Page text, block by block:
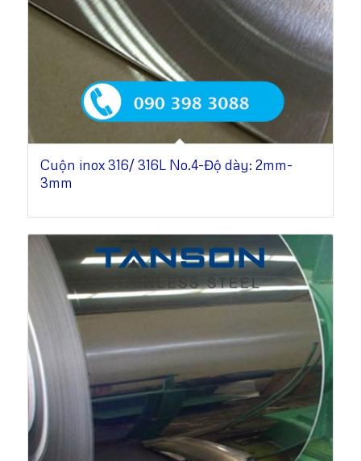
Cuộn inox 316/ 316L No.4-Độ dày: 2mm-
3mm